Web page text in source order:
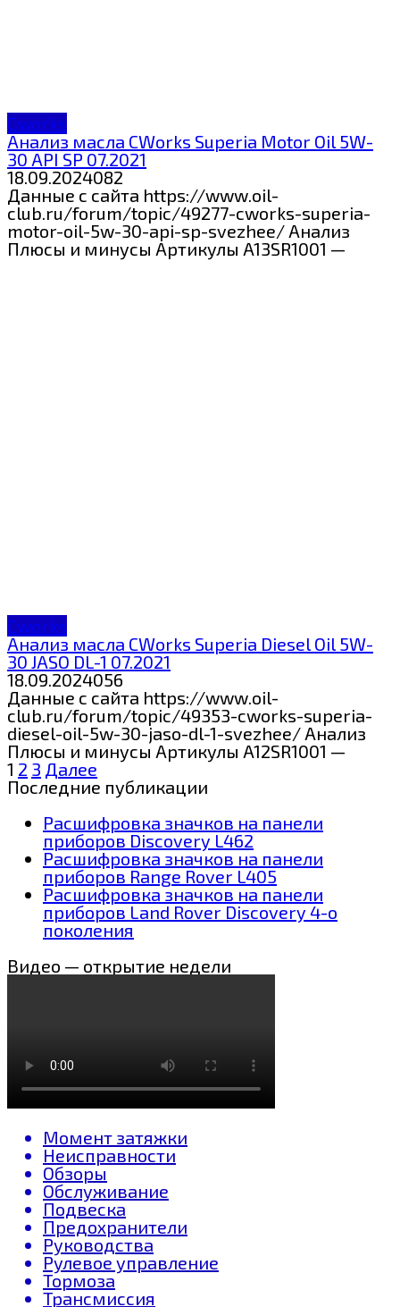
Cworks
Анализ масла CWorks Superia Motor Oil 5W-
30 API SP 07.2021
18.09.2024082
Данные с сайта https://www.oil-
club.ru/forum/topic/49277-cworks-superia-
motor-oil-5w-30-api-sp-svezhee/ Анализ
Плюсы и минусы Артикулы A13SR1001 —
Cworks
Анализ масла CWorks Superia Diesel Oil 5W-
30 JASO DL-1 07.2021
18.09.2024056
Данные с сайта https://www.oil-
club.ru/forum/topic/49353-cworks-superia-
diesel-oil-5w-30-jaso-dl-1-svezhee/ Анализ
Плюсы и минусы Артикулы A12SR1001 —
Пагинация
записей
1 2 3 Далее
Последние публикации
Расшифровка значков на панели
приборов Discovery L462
Расшифровка значков на панели
приборов Range Rover L405
Расшифровка значков на панели
приборов Land Rover Discovery 4-о
поколения
Видео — открытие недели
Момент затяжки
Неисправности
Обзоры
Обслуживание
Подвеска
Предохранители
Руководства
Рулевое управление
Тормоза
Трансмиссия